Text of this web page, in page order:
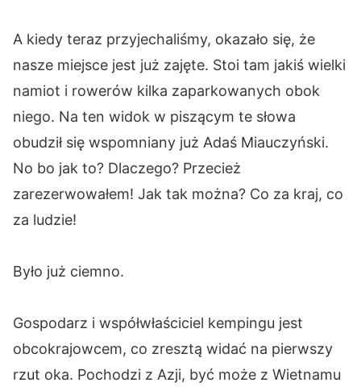
A kiedy teraz przyjechaliśmy, okazało się, że
nasze miejsce jest już zajęte. Stoi tam jakiś wielki
namiot i rowerów kilka zaparkowanych obok
niego. Na ten widok w piszącym te słowa
obudził się wspomniany już Adaś Miauczyński.
No bo jak to? Dlaczego? Przecież
zarezerwowałem! Jak tak można? Co za kraj, co
za ludzie!
Było już ciemno.
Gospodarz i współwłaściciel kempingu jest
obcokrajowcem, co zresztą widać na pierwszy
rzut oka. Pochodzi z Azji, być może z Wietnamu